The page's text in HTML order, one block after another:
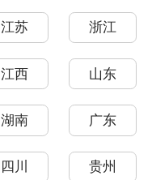
江苏 浙江
江西 山东
湖南 广东
四川 贵州